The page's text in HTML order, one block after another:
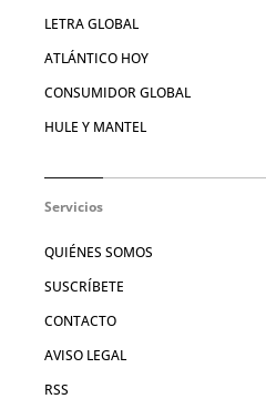
LETRA GLOBAL
ATLÁNTICO HOY
CONSUMIDOR GLOBAL
HULE Y MANTEL
Servicios
QUIÉNES SOMOS
SUSCRÍBETE
CONTACTO
AVISO LEGAL
RSS